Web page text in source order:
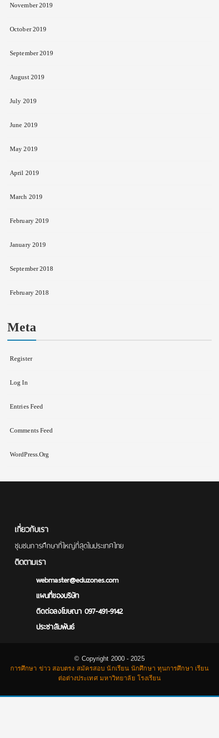
November 2019
October 2019
September 2019
August 2019
July 2019
June 2019
May 2019
April 2019
March 2019
February 2019
January 2019
September 2018
February 2018
Meta
Register
Log In
Entries Feed
Comments Feed
WordPress.org
เกี่ยวกับเรา
ชุมชนการศึกษาที่ใหญ่ที่สุดในประเทศไทย
ติดตามเรา
webmaster@eduzones.com
แผนที่ของบริษัท
ติดต่อลงโฆษณา 097-491-9142
ประชาสัมพันธ์
© Copyright 2000 - 2025
การศึกษา ข่าว สอบตรง สมัครสอบ นักเรียน นักศึกษา ทุนการศึกษา เรียน
ต่อต่างประเทศ มหาวิทยาลัย โรงเรียน